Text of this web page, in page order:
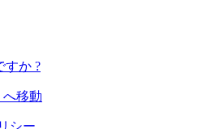
すか ?
移動